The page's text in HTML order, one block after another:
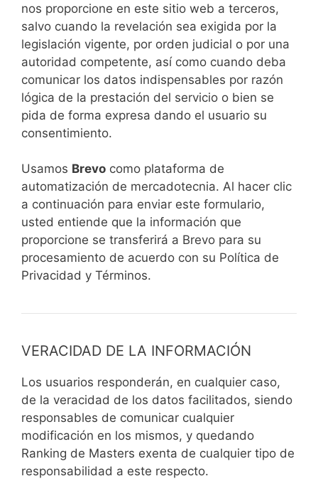
nos proporcione en este sitio web a terceros,
salvo cuando la revelación sea exigida por la
legislación vigente, por orden judicial o por una
autoridad competente, así como cuando deba
comunicar los datos indispensables por razón
lógica de la prestación del servicio o bien se
pida de forma expresa dando el usuario su
consentimiento.
Usamos Brevo como plataforma de
automatización de mercadotecnia. Al hacer clic
a continuación para enviar este formulario,
usted entiende que la información que
proporcione se transferirá a Brevo para su
procesamiento de acuerdo con su Política de
Privacidad y Términos.
VERACIDAD DE LA INFORMACIÓN
Los usuarios responderán, en cualquier caso,
de la veracidad de los datos facilitados, siendo
responsables de comunicar cualquier
modificación en los mismos, y quedando
Ranking de Masters exenta de cualquier tipo de
responsabilidad a este respecto.